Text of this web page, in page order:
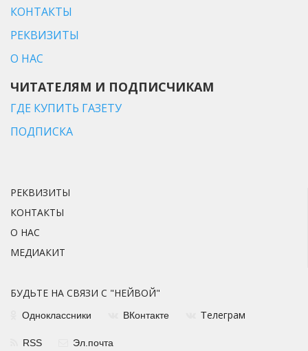
КОНТАКТЫ
РЕКВИЗИТЫ
О НАС
ЧИТАТЕЛЯМ И ПОДПИСЧИКАМ
ГДЕ КУПИТЬ ГАЗЕТУ
ПОДПИСКА
РЕКВИЗИТЫ
КОНТАКТЫ
О НАС
МЕДИАКИТ
БУДЬТЕ НА СВЯЗИ С "НЕЙВОЙ"
Одноклассники ВКонтакте Телеграм
RSS Эл.почта